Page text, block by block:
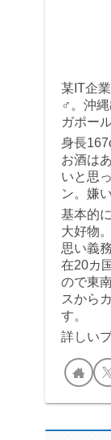
某IT企
♂。沖
ガポー
身長
お酒は
いと思
ン。嫌
基本的
大好物
思い義
在20カ
ので東
スから
す。
詳しい